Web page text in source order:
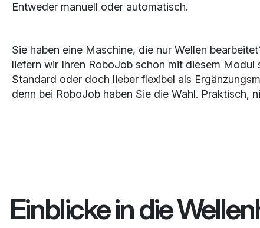
Entweder manuell oder automatisch.
Sie haben eine Maschine, die nur Wellen
liefern wir Ihren RoboJob schon mit diesem Modul
Standard oder doch lieber flexibel als
denn bei RoboJob haben Sie die Wahl. Praktisch,
Einblicke in die